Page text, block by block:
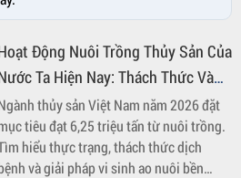
Động Nuôi Trồng Thủy Sản Của
Ta Hiện Nay: Thách Thức Và
Pháp Bền Vững
thủy sản Việt Nam năm 2026 đặt
tiêu đạt 6,25 triệu tấn từ nuôi trồng.
hiểu thực trạng, thách thức dịch
và giải pháp vi sinh ao nuôi bền